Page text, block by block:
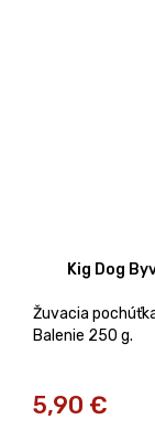
Kig Dog
Žuvacia
Balenie 250 g.
5,90 €